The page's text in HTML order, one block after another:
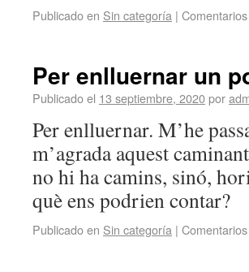
Publicado en Sin categoría |
Per enlluernar un
Publicado el 13 septiembre, 2020por
Per enlluernar. M’he
m’agrada aquest
no hi ha camins, sinó,
què ens podrien contar?
Publicado en Sin categoría |